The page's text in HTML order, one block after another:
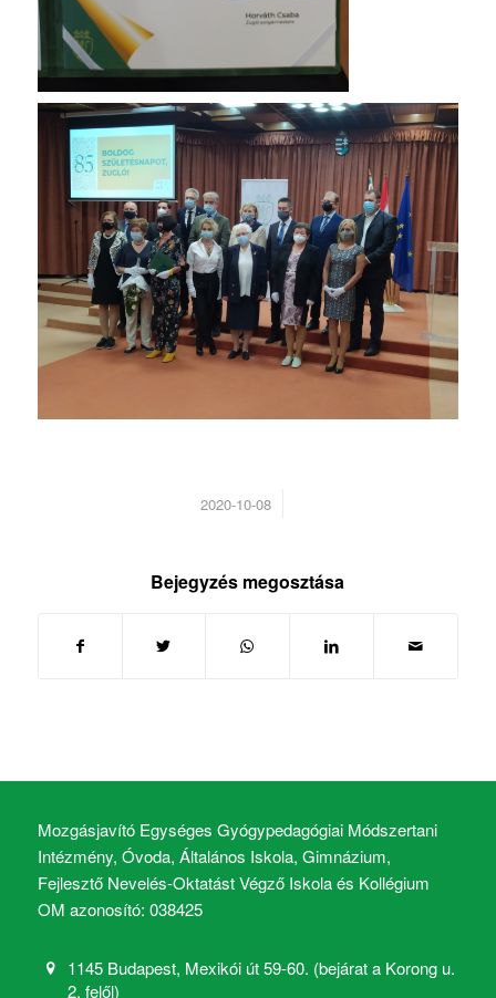
2020-10-08
/
Bejegyzés megosztása
Mozgásjavító Egységes Gyógypedagógiai Módszertani
Intézmény, Óvoda, Általános Iskola, Gimnázium,
Fejlesztő Nevelés-Oktatást Végző Iskola és Kollégium
OM azonosító: 038425
1145 Budapest, Mexikói út 59-60. (bejárat a Korong u.
2. felől)